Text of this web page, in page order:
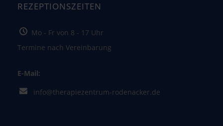
REZEPTIONSZEITEN
Mo - Fr von 8 - 17 Uhr
Termine nach Vereinbarung
E-Mail:
info@therapiezentrum-rodenacker.de